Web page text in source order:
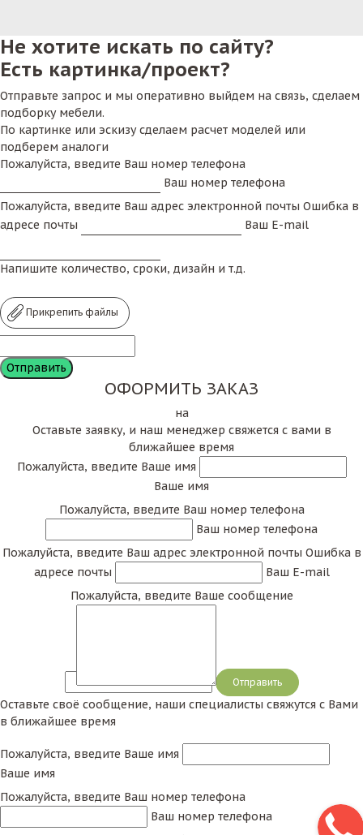
Не хотите искать по сайту?
Есть картинка/проект?
Отправьте запрос и мы оперативно выйдем на связь, сделаем
подборку мебели.
По картинке или эскизу сделаем расчет моделей или
подберем аналоги
Пожалуйста, введите Ваш номер телефона
Ваш номер телефона
Пожалуйста, введите Ваш адрес электронной почты Ошибка в
адресе почты
Ваш E-mail
Напишите количество, сроки, дизайн и т.д.
Прикрепить файлы
ОФОРМИТЬ ЗАКАЗ
на
Оставьте заявку, и наш менеджер свяжется с вами в
ближайшее время
Пожалуйста, введите Ваше имя
Ваше имя
Пожалуйста, введите Ваш номер телефона
Ваш номер телефона
Пожалуйста, введите Ваш адрес электронной почты Ошибка в
адресе почты
Ваш E-mail
Пожалуйста, введите Ваше сообщение
Сообщение
Оставьте своё сообщение, наши специалисты свяжутся с Вами
в ближайшее время
Пожалуйста, введите Ваше имя
Ваше имя
Пожалуйста, введите Ваш номер телефона
Ваш номер телефона